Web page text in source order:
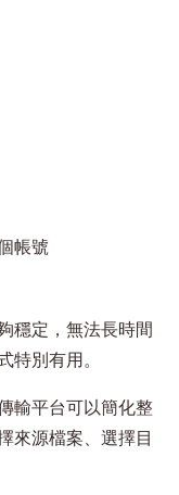
帳號
穩定，無法長時間
特別有用。
輸平台可以簡化整
來源檔案、選擇目